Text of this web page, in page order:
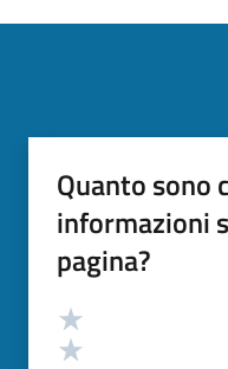
Quanto sono
informazioni
pagina?
Valutazione